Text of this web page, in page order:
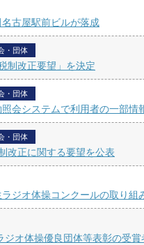
古屋駅前ビルが落成
・団体
制改正要望」を決定
・団体
会システムで利用者の一部情
・団体
改正に関する要望を公表
ジオ体操コンクールの取り
オ体操優良団体等表彰の受賞